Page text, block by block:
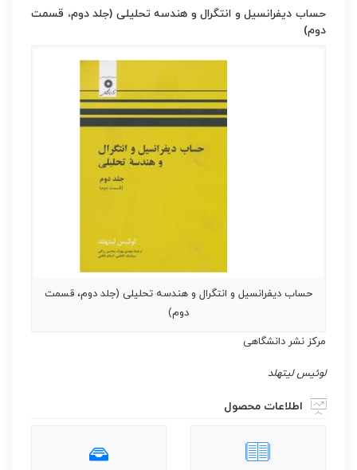
حساب دیفرانسیل و انتگرال و هندسه تحلیلی (جلد دوم، قسمت
دوم)
حساب دیفرانسیل و انتگرال و هندسه تحلیلی (جلد دوم، قسمت
دوم)
مرکز نشر دانشگاهی
لوئیس لیتهلد
اطلاعات محصول